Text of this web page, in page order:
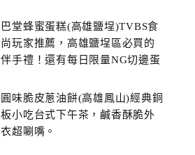
巴堂蜂蜜蛋糕(高雄鹽埕)TVBS食
尚玩家推薦，高雄鹽埕區必買的
伴手禮！還有每日限量NG切邊蛋
圓味脆皮蔥油餅(高雄鳳山)經典銅
板小吃台式下午茶，鹹香酥脆外
衣超唰嘴。